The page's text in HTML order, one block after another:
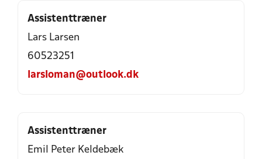
Assistenttræner
Lars Larsen
60523251
larsloman@outlook.dk
Assistenttræner
Emil Peter Keldebæk